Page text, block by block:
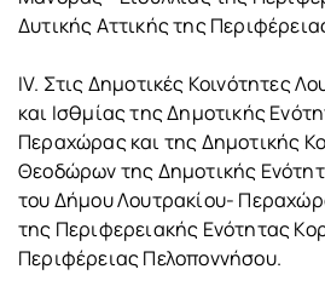
Δυτικής Αττικής της
IV. Στις Δημοτικές Κοινότητες
και Ισθμίας της Δημοτικής
Περαχώρας και της Δημοτικής
Θεοδώρων της Δημοτικής
του Δήμου Λουτρακίου-
της Περιφερειακής Ενότητας
Περιφέρειας Πελοποννήσου.